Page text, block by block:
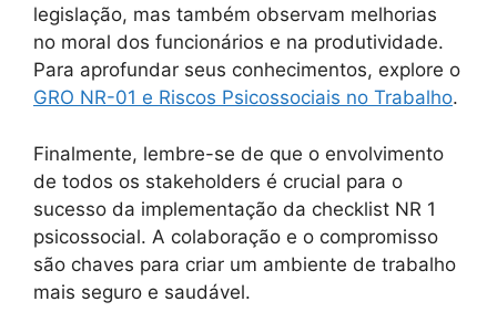
legislação, mas também observam melhorias
no moral dos funcionários e na produtividade.
Para aprofundar seus conhecimentos, explore o
GRO NR-01 e Riscos Psicossociais no Trabalho.
Finalmente, lembre-se de que o envolvimento
de todos os stakeholders é crucial para o
sucesso da implementação da checklist NR 1
psicossocial. A colaboração e o compromisso
são chaves para criar um ambiente de trabalho
mais seguro e saudável.